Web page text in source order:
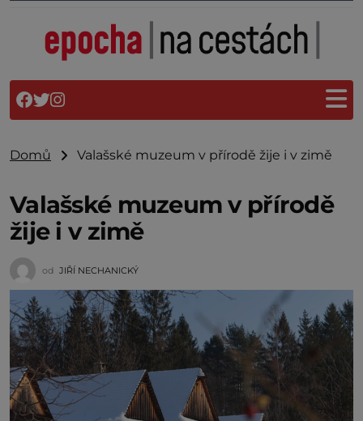
Domů Valašské muzeum v přírodě žije i v zimě
Valašské muzeum v přírodě
žije i v zimě
od JIŘÍ NECHANICKÝ